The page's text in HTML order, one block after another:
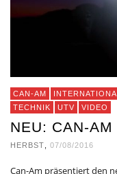
CAN-AM INTERNATIONAL
TECHNIK
UTV VIDEO
NEU: CAN-
HERBST 07/08/2016
Can-Am präsentiert den